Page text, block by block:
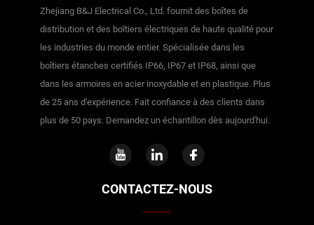
Zhejiang B&J Electrical Co., Ltd. fournit des boîtes de
distribution et des boîtiers électriques de haute qualité pour
les industries du monde entier. Spécialisée dans les
boîtiers étanches certifiés IP66, IP67 et IP68, ainsi que
dans les armoires en acier inoxydable et en plastique. Plus
de 25 ans d'expérience. Fait confiance à des clients dans
plus de 50 pays. Demandez un échantillon dès aujourd'hui.
CONTACTEZ-NOUS